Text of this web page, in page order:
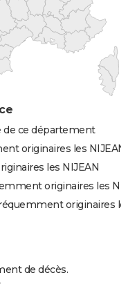
de ce département
originaires les NIJEAN
les NIJEAN
originaires les
originaires
de décès.